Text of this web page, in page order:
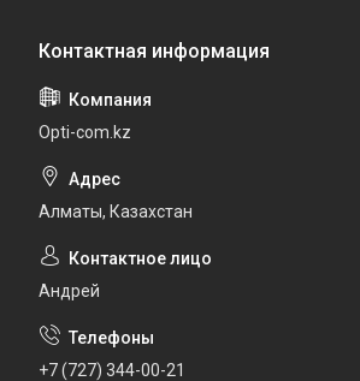
Opti-com.kz
Алматы, Казахстан
Андрей
+7 (727) 344-00-21